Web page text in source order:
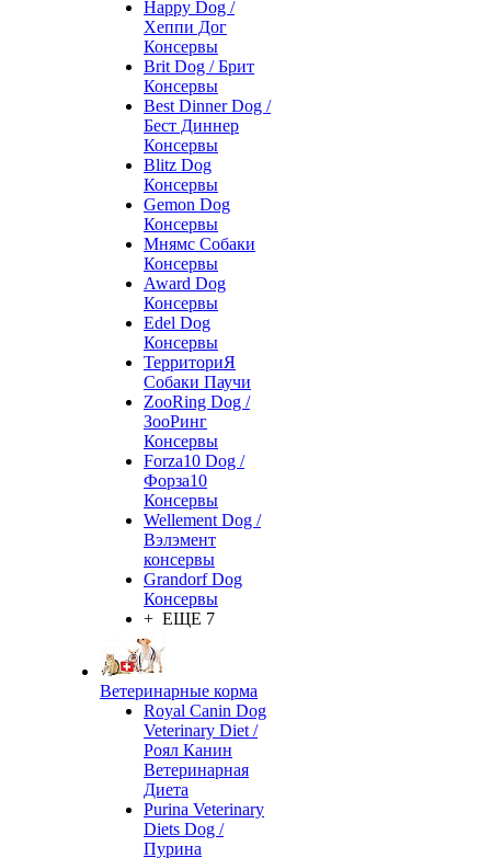
Happy Dog /
Хеппи Дог
Консервы
Brit Dog / Брит
Консервы
Best Dinner Dog /
Бест Диннер
Консервы
Blitz Dog
Консервы
Gemon Dog
Консервы
Мнямс Собаки
Консервы
Award Dog
Консервы
Edel Dog
Консервы
ТерриториЯ
Собаки Паучи
ZooRing Dog /
ЗооРинг
Консервы
Forza10 Dog /
Форза10
Консервы
Wellement Dog /
Вэлэмент
консервы
Grandorf Dog
Консервы
+ ЕЩЕ 7
Ветеринарные корма
Royal Canin Dog
Veterinary Diet /
Роял Канин
Ветеринарная
Диета
Purina Veterinary
Diets Dog /
Пурина